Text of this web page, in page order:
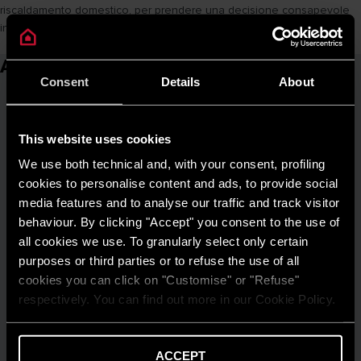
Consent Details About
This website uses cookies
We use both technical and, with your consent, profiling
cookies to personalise content and ads, to provide social
media features and to analyse our traffic and track visitor
behaviour. By clicking "Accept" you consent to the use of
all cookies we use. To granularly select only certain
purposes or third parties or to refuse the use of all
cookies you can click on "Customise" or "Refuse"
respectively. You can find out more in our Cookie Policy.
ACCEPT
riscaldamento domestico, per prendere una decisione consapevole
insieme al proprio installatore di fiducia.
Articoli correlati